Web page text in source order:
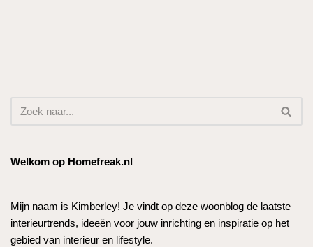
Welkom op Homefreak.nl
Mijn naam is Kimberley! Je vindt op deze woonblog de laatste
interieurtrends, ideeën voor jouw inrichting en inspiratie op het
gebied van interieur en lifestyle.